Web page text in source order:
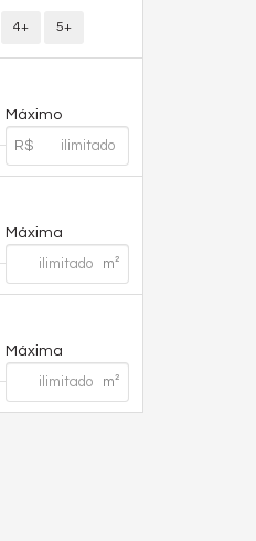
4+ 5+
Máximo
Máxima
Máxima